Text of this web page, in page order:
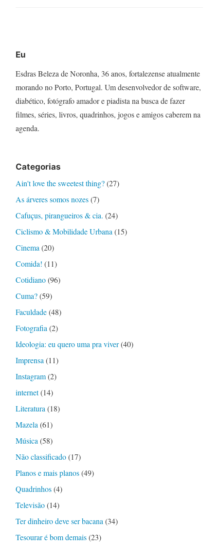
Eu
Esdras Beleza de Noronha, 36 anos, fortalezense atualmente
morando no Porto, Portugal. Um desenvolvedor de software,
diabético, fotógrafo amador e piadista na busca de fazer
filmes, séries, livros, quadrinhos, jogos e amigos caberem na
agenda.
Categorias
Ain't love the sweetest thing?(27)
As árveres somos nozes(7)
Cafuçus, pirangueiros & cia. (24)
Ciclismo & Mobilidade Urbana (15)
Cinema (20)
Comida! (11)
Cotidiano(96)
Cuma?(59)
Faculdade(48)
Fotografia (2)
Ideologia: eu quero uma pra viver(40)
Imprensa (11)
Instagram(2)
internet(14)
Literatura (18)
Mazela (61)
Música (58)
Não classificado(17)
Planos e mais planos(49)
Quadrinhos(4)
Televisão(14)
Ter dinheiro deve ser bacana (34)
Tesourar é bom demais(23)